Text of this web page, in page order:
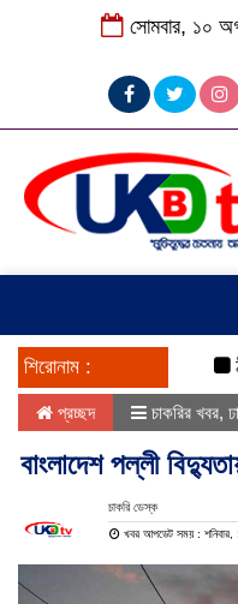
সোমবার, ১০
শিরোনাম :
প্রচ্ছদ চাকরির খবর,
বাংলাদেশ পল্লী
চাকরি ডেস্ক
খবর আপডেট সময় : শনিবার,